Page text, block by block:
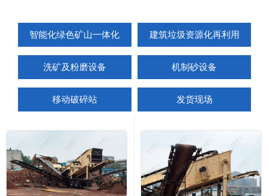
智能化绿色矿山一体化 建筑垃圾资源化再利用
洗矿及粉磨设备 机制砂设备
移动破碎站 发货现场